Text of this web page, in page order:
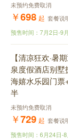
未预约免费取消
￥698 起 套餐说
预售时间：7月2日-9
【清凉狂欢·暑
泉度假酒店别
海嬉水乐园门
半
未预约免费取消
￥729 起 套餐说
预售时间：6月24日-